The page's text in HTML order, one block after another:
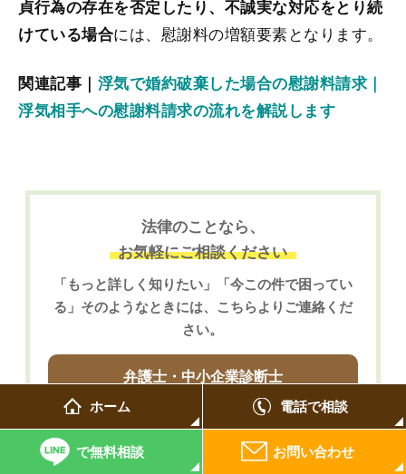
貞行為の存在を否定したり、不誠実な対応をとり続
けている場合には、慰謝料の増額要素となります。
関連記事｜ 浮気で婚約破棄した場合の慰謝料請求｜
浮気相手への慰謝料請求の流れを解説します
法律のことなら、
お気軽にご相談ください
「もっと詳しく知りたい」「今この件で困ってい
る」そのようなときには、こちらよりご連絡くだ
さい。
弁護士・中小企業診断士
南 宜孝へ問い合わせ
ホーム 電話で相談
で無料相談 お問い合わせ